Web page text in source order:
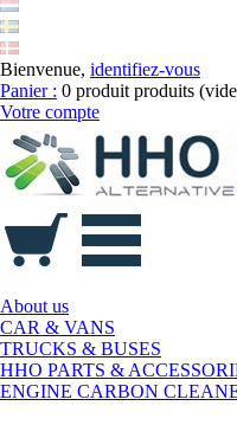
Bienvenue, identifiez-vous
Panier : 0 produit produits
Votre compte
About us
CAR & VANS
TRUCKS & BUSES
HHO PARTS &
ENGINE CARBON